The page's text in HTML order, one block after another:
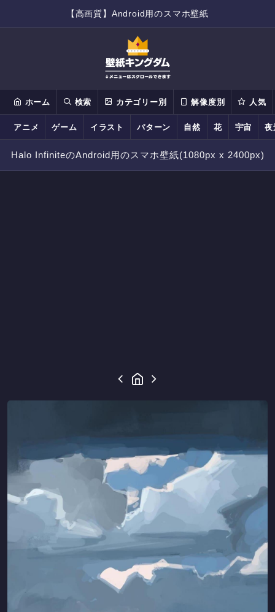
【高画質】Android用のスマホ壁紙
ホーム 検索 カテゴリー別 解像度別 人気
アニメ ゲーム イラスト パターン 自然 花 宇宙 夜
Halo InfiniteのAndroid用のスマホ壁紙(1080px x 2400px)